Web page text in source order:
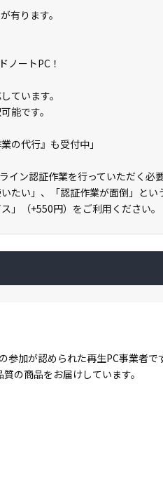
有ります。
ノートPC！
ています。
能です。
の代行』も受付中」
ン認証作業を行っていただく必要
たい」、「認証作業が面倒」とい
」（+550円）をご利用ください。
参加が認められた再生PC事業者
の商品をお届けしています。